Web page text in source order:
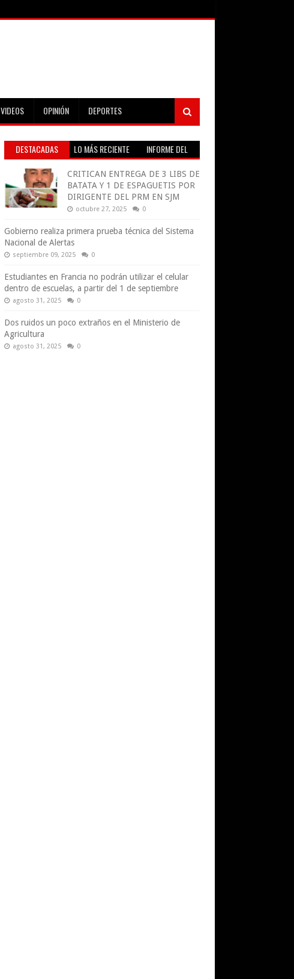
VIDEOS OPINIÓN DEPORTES
DESTACADAS LO MÁS RECIENTE
INFORME DEL
CRITICAN ENTREGA DE 3 LIBS DE
BATATA Y 1 DE ESPAGUETIS POR
DIRIGENTE DEL PRM EN SJM
octubre 27, 2025 0
Gobierno realiza primera prueba técnica del Sistema
Nacional de Alertas
septiembre 09, 2025 0
Estudiantes en Francia no podrán utilizar el celular
dentro de escuelas, a partir del 1 de septiembre
agosto 31, 2025 0
Dos ruidos un poco extraños en el Ministerio de
Agricultura
agosto 31, 2025 0